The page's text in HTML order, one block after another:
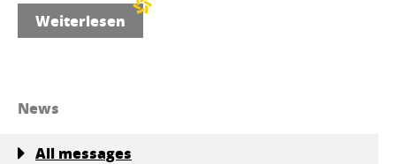
Weiterlesen
News
All messages